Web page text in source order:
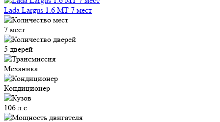
Lada Largus 1.6 MT 7 мест
7 мест
5 дверей
Механика
Кондиционер
106 л.с